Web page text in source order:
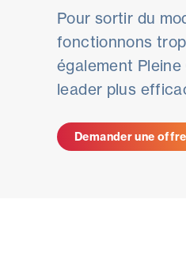
Pour sortir du
fonctionnons
également
leader plus
Demander une offre